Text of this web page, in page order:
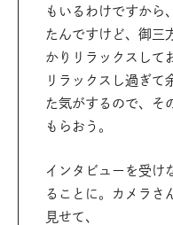
もいるわけですから
たんですけど、御三
かりリラックスして
リラックスし過ぎて
た気がするので、そ
もらおう。
インタビューを受け
ることに。カメラさ
見せて、